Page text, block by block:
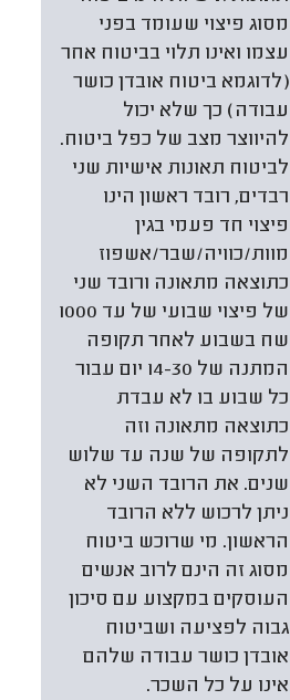
מסוג פיצוי שעומד בפני
עצמו ואינו תלוי בביטוח אחר
(לדוגמא ביטוח אובדן כושר
עבודה) כך שלא יכול
להיווצר מצב של כפל ביטוח.
לביטוח תאונות אישיות שני
רבדים, רובד ראשון הינו
פיצוי חד פעמי בגין
מוות/כוויה/שבר/אשפוז
כתוצאה מתאונה ורובד שני
של פיצוי שבועי של עד 1000
שח בשבוע לאחר תקופה
המתנה של 14-30 יום עבור
כל שבוע בו לא עבדת
כתוצאה מתאונה וזה
לתקופה של שנה עד שלוש
שנים. את הרובד השני לא
ניתן לרכוש ללא הרובד
הראשון. מי שרוכש ביטוח
מסוג זה הינם לרוב אנשים
העוסקים במקצוע עם סיכון
גבוה לפציעה ושביטוח
אובדן כושר עבודה שלהם
אינו על כל השכר.